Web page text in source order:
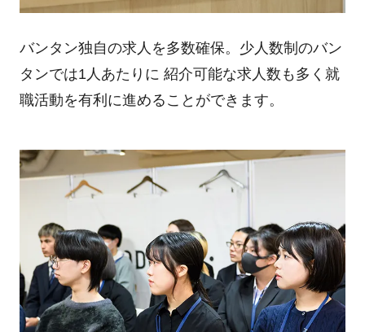
バンタン独自の求人を多数確保。少人数制のバン
タンでは1人あたりに 紹介可能な求人数も多く就
職活動を有利に進めることができます。